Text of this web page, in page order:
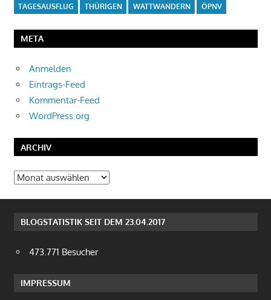
TAGESAUSFLUG
THÜRIGEN WATTWANDERN ÖPNV
META
Anmelden
Eintrags-Feed
Kommentar-Feed
WordPress.org
ARCHIV
Archiv
BLOGSTATISTIK SEIT DEM 23.04.2017
473.771 Besucher
IMPRESSUM